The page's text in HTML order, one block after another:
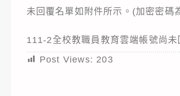
未回覆名單如附件所示。(加密密碼
111-2全校教職員教育雲端帳號尚
Post Views: 203